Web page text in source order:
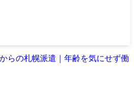
らの札幌派遣｜年齢を気にせず働